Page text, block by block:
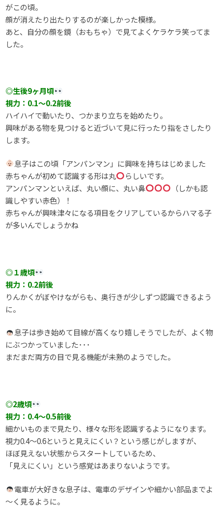
がこの頃。
顔が消えたり出たりするのが楽しかった模様。
あと、自分の顔を鏡（おもちゃ）で見てよくケラケラ笑ってま
した。
◎生後9ヶ月頃
視力：0.1～0.2前後
ハイハイで動いたり、つかまり立ちを始めたり。
興味がある物を見つけると近づいて見に行ったり指をさしたり
します。
息子はこの頃「アンパンマン」に興味を持ちはじめました
赤ちゃんが初めて認識する形は丸
らしいです。
アンパンマンといえば、丸い顔に、丸い鼻
（しかも認
識しやすい赤色）！
赤ちゃんが興味津々になる項目をクリアしているからハマる子
が多いんでしょうかね
◎１歳頃
視力：0.2前後
りんかくがぼやけながらも、奥行きが少しずつ認識できるよう
に。
息子は歩き始めて目線が高くなり嬉しそうでしたが、よく物
にぶつかっていました･･･
まだまだ両方の目で見る機能が未熟のようでした。
◎2歳頃
視力：0.4～0.5前後
細かいものまで見たり、様々な形を認識するようになります。
視力0.4～0.6というと見えにくい？という感じがしますが、
ほぼ見えない状態からスタートしているため、
「見えにくい」という感覚はあまりないようです。
電車が大好きな息子は、電車のデザインや細かい部品までよ
～く見るように。